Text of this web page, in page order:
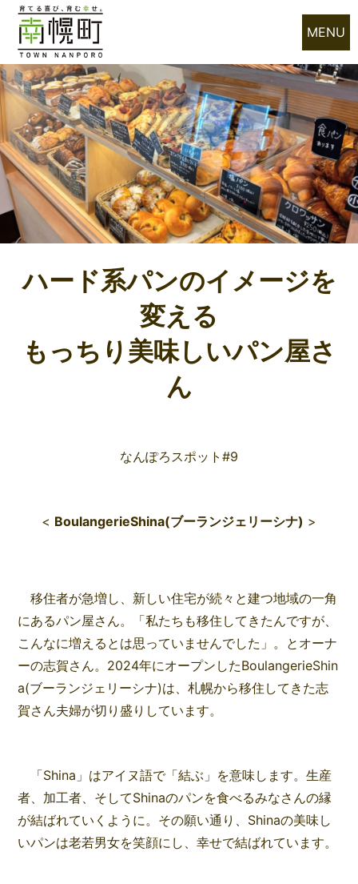
MENU
ハード系パンのイメージを
変える
もっちり美味しいパン屋さ
ん
なんぽろスポット#9
< BoulangerieShina(ブーランジェリーシナ) >
移住者が急増し、新しい住宅が続々と建つ地域の一角
にあるパン屋さん。「私たちも移住してきたんですが、
こんなに増えるとは思っていませんでした」。とオーナ
ーの志賀さん。2024年にオープンしたBoulangerieShin
a(ブーランジェリーシナ)は、札幌から移住してきた志
賀さん夫婦が切り盛りしています。
「Shina」はアイヌ語で「結ぶ」を意味します。生産
者、加工者、そしてShinaのパンを食べるみなさんの縁
が結ばれていくように。その願い通り、Shinaの美味し
いパンは老若男女を笑顔にし、幸せで結ばれています。